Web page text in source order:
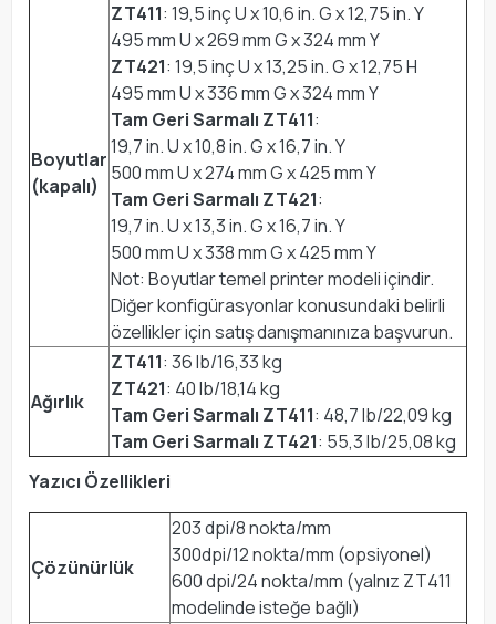
Boyutlar
(kapalı)
ZT411: 19,5 inç U x 10,6 in. G x 12,75 in. Y
495 mm U x 269 mm G x 324 mm Y
ZT421: 19,5 inç U x 13,25 in. G x 12,75 H
495 mm U x 336 mm G x 324 mm Y
Tam Geri Sarmalı ZT411:
19,7 in. U x 10,8 in. G x 16,7 in. Y
500 mm U x 274 mm G x 425 mm Y
Tam Geri Sarmalı ZT421:
19,7 in. U x 13,3 in. G x 16,7 in. Y
500 mm U x 338 mm G x 425 mm Y
Not: Boyutlar temel printer modeli içindir.
Diğer konfigürasyonlar konusundaki belirli
özellikler için satış danışmanınıza başvurun.
Ağırlık
ZT411: 36 lb/16,33 kg
ZT421: 40 lb/18,14 kg
Tam Geri Sarmalı ZT411: 48,7 lb/22,09 kg
Tam Geri Sarmalı ZT421: 55,3 lb/25,08 kg
Yazıcı Özellikleri
Çözünürlük
203 dpi/8 nokta/mm
300dpi/12 nokta/mm (opsiyonel)
600 dpi/24 nokta/mm (yalnız ZT411
modelinde isteğe bağlı)